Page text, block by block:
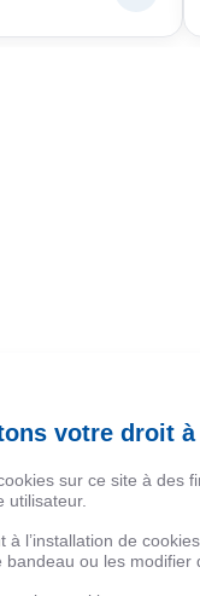
votre droit
sur ce site à des
utilisateur.
à l’installation de
bandeau ou les